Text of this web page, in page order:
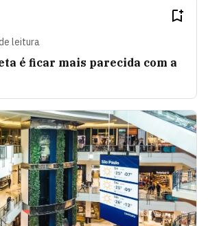
leitura
é ficar mais parecida com a